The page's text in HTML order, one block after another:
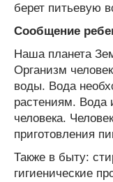
берет питьевую
Сообщение
Наша планета
Организм
воды. Вода
растениям. Вода
человека.
приготовления
Также в быту:
гигиенические